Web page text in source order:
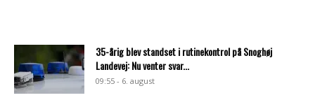
35-årig blev standset i rutinekontrol på Snoghøj
Landevej: Nu venter svar...
09:55 - 6. august